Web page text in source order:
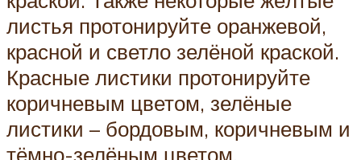
листья протонируйте оранжевой,
красной и светло зелёной краской.
Красные листики протонируйте
коричневым цветом, зелёные
листики – бордовым, коричневым и
тёмно-зелёным цветом.